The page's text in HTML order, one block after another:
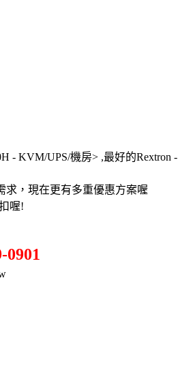
- KVM/UPS/機房> ,最好的Rextron -
求，現在更有多重優惠方案喔
喔!
0901